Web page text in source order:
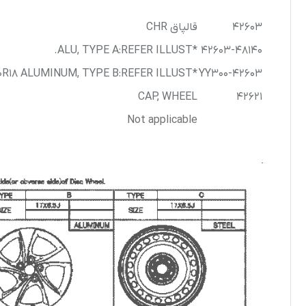
42603
قالپاق CHR
42603-48140
*ALU, TYPE A:REFER ILLUST.
42603-YY300
*ALU, TIRE & DISC WHEEL-225/50R18 ALUMINUM, TYPE B:REFER ILLUST.
42621
CAP, WHEEL
Not applicable